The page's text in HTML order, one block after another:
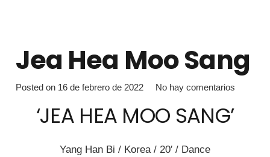
Jea Hea Moo Sang
Posted on 16 de febrero de 2022 No hay comentarios
‘JEA HEA MOO SANG’
Yang Han Bi / Korea / 20′ / Dance